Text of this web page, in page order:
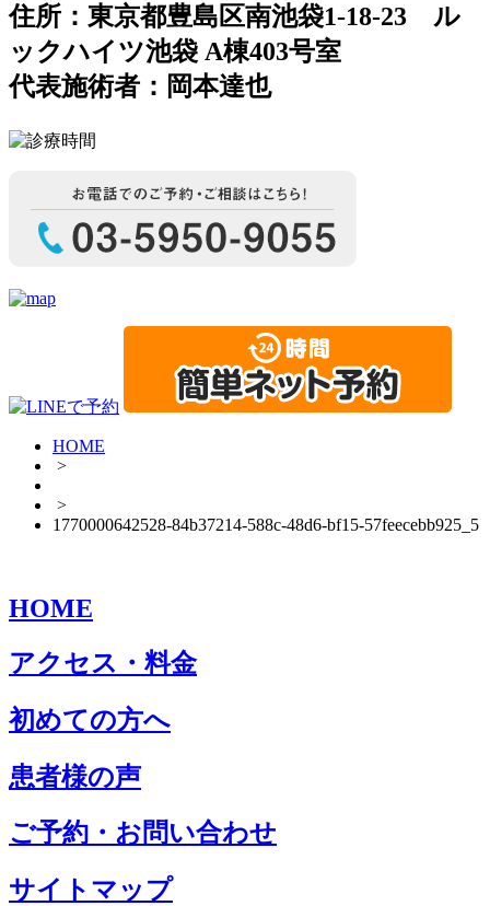
住所：東京都豊島区南池袋1-18-23 ル
ックハイツ池袋 A棟403号室
代表施術者：岡本達也
HOME
>
>
1770000642528-84b37214-588c-48d6-bf15-57feecebb925_5
HOME
アクセス・料金
初めての方へ
患者様の声
ご予約・お問い合わせ
サイトマップ